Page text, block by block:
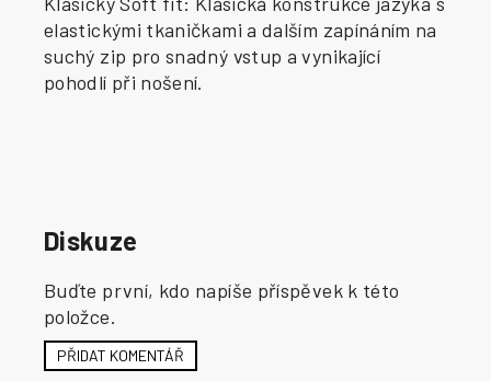
elastickými tkaničkami a dalším zapínáním na
suchý zip pro snadný vstup a vynikající
pohodlí při nošení.
Diskuze
Buďte první, kdo napíše příspěvek k této
položce.
PŘIDAT KOMENTÁŘ